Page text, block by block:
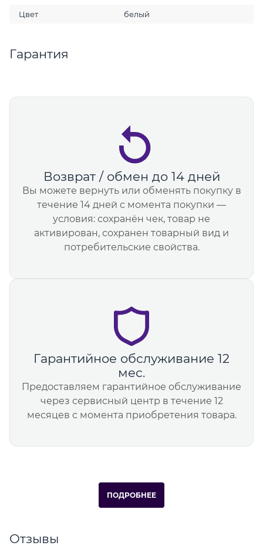
Цвет белый
Гарантия
Возврат / обмен до 14 дней
Вы можете вернуть или обменять покупку в
течение 14 дней с момента покупки —
условия: сохранён чек, товар не
активирован, сохранен товарный вид и
потребительские свойства.
Гарантийное обслуживание 12
мес.
Предоставляем гарантийное обслуживание
через сервисный центр в течение 12
месяцев с момента приобретения товара.
ПОДРОБНЕЕ
Отзывы